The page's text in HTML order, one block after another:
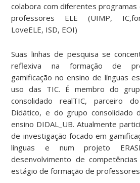
colabora com diferentes programas
professores ELE (UIMP,
LoveELE, ISD, EOI)
Suas linhas de pesquisa se
reflexiva na formação de
gamificação no ensino de línguas
uso das TIC. É membro do
consolidado realTIC, parceiro
Didático, e do grupo consolidado
ensino DIDAL_UB. Atualmente
de investigação focado em
línguas e num projeto
desenvolvimento de
estágio de formação de professores